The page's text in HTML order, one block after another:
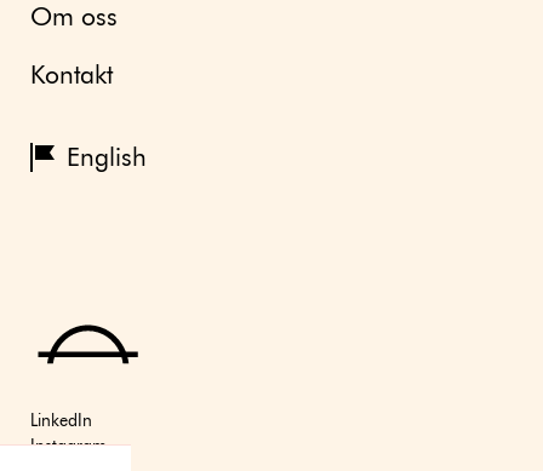
Om oss
Kontakt
English
LinkedIn
Instagram